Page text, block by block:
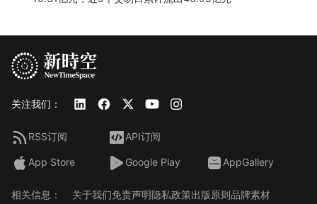
关注我们：
RSS订阅 API订阅
App Store Google Play AppGallery
相关信息： 关于我们免责声明隐私政策出版原则品牌素材